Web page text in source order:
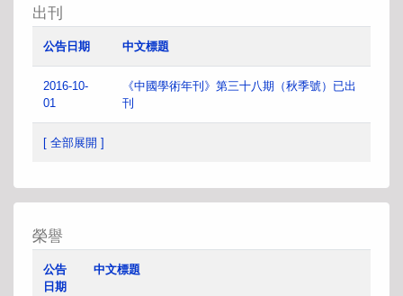
出刊
公告日期 中文標題
2016-10-
01
《中國學術年刊》第三十八期（秋季號）已出
刊
[ 全部展開 ]
榮譽
公告
日期
中文標題